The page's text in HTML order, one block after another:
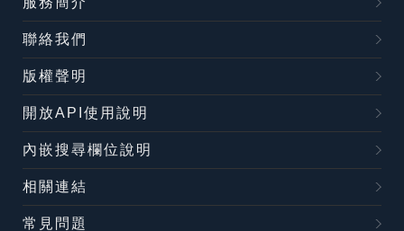
聯絡我們
版權聲明
開放API使用說明
內嵌搜尋欄位說明
相關連結
常見問題